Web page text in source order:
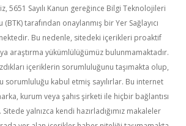
5651 Sayılı Kanun gereğince Bilgi Teknolojileri
tarafından onaylanmış bir Yer Sağlayıcı
Bu nedenle, sitedeki içerikleri proaktif
araştırma yükümlülüğümüz bulunmamaktadır.
içeriklerin sorumluluğunu taşımakta olup,
sorumluluğu kabul etmiş sayılırlar. Bu internet
kurum veya şahıs şirketi ile hiçbir bağlantısı
yalnızca kendi hazırladığımız makaleler